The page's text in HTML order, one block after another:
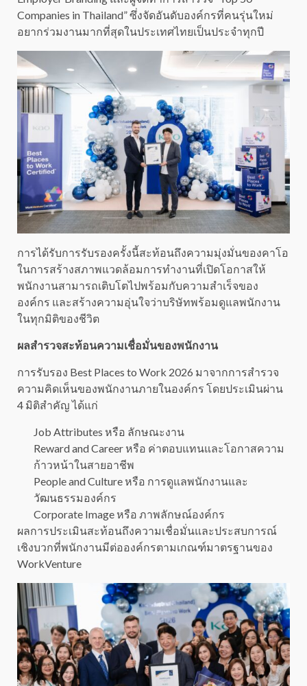
Companies in Thailand” ซึ่งจัดอันดับองค์กรที่คนรุ่นใหม่
อยากร่วมงานมากที่สุดในประเทศไทยเป็นประจำทุกปี
การได้รับการรับรองครั้งนี้สะท้อนถึงความมุ่งมั่นของคาโอ
ในการสร้างสภาพแวดล้อมการทำงานที่เปิดโอกาสให้
พนักงานสามารถเติบโตไปพร้อมกับความสำเร็จของ
องค์กร และสร้างความอุ่นใจว่าบริษัทพร้อมดูแลพนักงาน
ในทุกมิติของชีวิต
ผลสำรวจสะท้อนความเชื่อมั่นของพนักงาน
การรับรอง Best Places to Work 2026 มาจากการสำรวจ
ความคิดเห็นของพนักงานภายในองค์กร โดยประเมินผ่าน
4 มิติสำคัญ ได้แก่
Job Attributes หรือ ลักษณะงาน
Reward and Career หรือ ค่าตอบแทนและโอกาสความ
ก้าวหน้าในสายอาชีพ
People and Culture หรือ การดูแลพนักงานและ
วัฒนธรรมองค์กร
Corporate Image หรือ ภาพลักษณ์องค์กร
ผลการประเมินสะท้อนถึงความเชื่อมั่นและประสบการณ์
เชิงบวกที่พนักงานมีต่อองค์กรตามเกณฑ์มาตรฐานของ
WorkVenture